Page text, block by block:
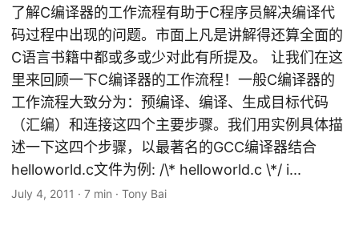
了解C编译器的工作流程有助于C程序员解决编译代
码过程中出现的问题。市面上凡是讲解得还算全面的
C语言书籍中都或多或少对此有所提及。 让我们在这
里来回顾一下C编译器的工作流程！一般C编译器的
工作流程大致分为：预编译、编译、生成目标代码
（汇编）和连接这四个主要步骤。我们用实例具体描
述一下这四个步骤，以最著名的GCC编译器结合
helloworld.c文件为例: /\* helloworld.c \*/ i...
July 4, 2011 · 7 min · Tony Bai